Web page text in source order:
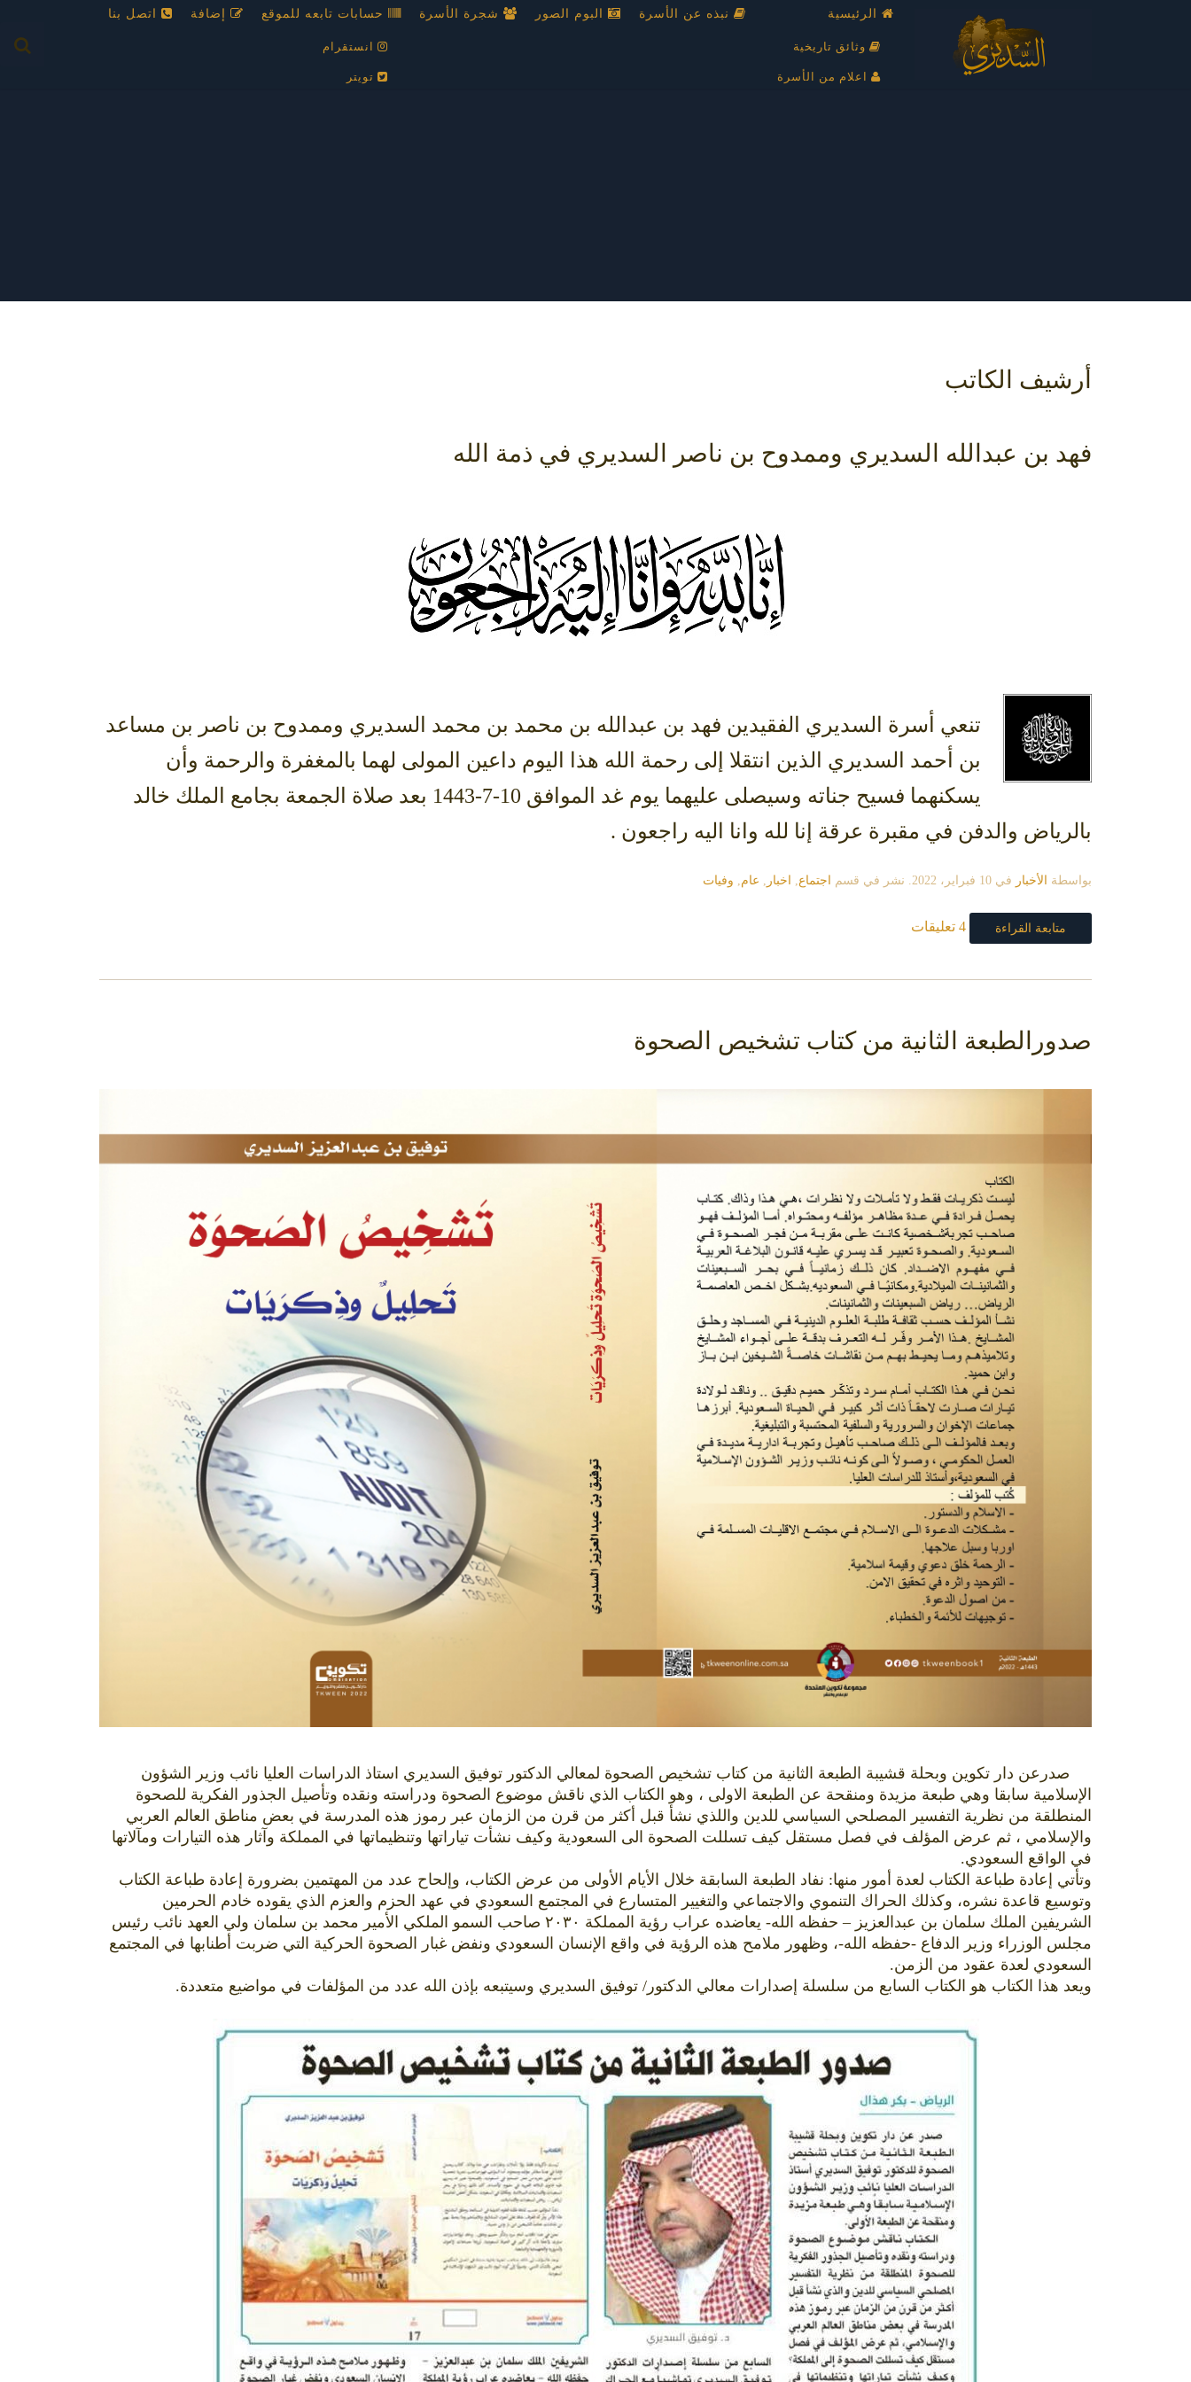
الرئيسية
وثائق تاريخية
اعلام من الأسرة
نبذه عن الأسرة البوم الصور شجرة الأسرة حسابات تابعه للموقع
انستقرام
تويتر
إضافة اتصل بنا
أرشيف الكاتب
فهد بن عبدالله السديري وممدوح بن ناصر السديري في ذمة الله
تنعي أسرة السديري الفقيدين فهد بن عبدالله بن محمد بن محمد السديري وممدوح بن ناصر بن مساعد
بن أحمد السديري الذين انتقلا إلى رحمة الله هذا اليوم داعين المولى لهما بالمغفرة والرحمة وأن
يسكنهما فسيح جناته وسيصلى عليهما يوم غد الموافق 10-7-1443 بعد صلاة الجمعة بجامع الملك خالد
بالرياض والدفن في مقبرة عرقة إنا لله وانا اليه راجعون .
بواسطة الأخبار في 10 فبراير، 2022 . نشر في قسم اجتماع, اخبار , عام, وفيات
متابعة القراءة 4 تعليقات
صدورالطبعة الثانية من كتاب تشخيص الصحوة
صدرعن دار تكوين وبحلة قشيبة الطبعة الثانية من كتاب تشخيص الصحوة لمعالي الدكتور توفيق السديري استاذ الدراسات العليا نائب وزير الشؤون
الإسلامية سابقا وهي طبعة مزيدة ومنقحة عن الطبعة الاولى ، وهو الكتاب الذي ناقش موضوع الصحوة ودراسته ونقده وتأصيل الجذور الفكرية للصحوة
المنطلقة من نظرية التفسير المصلحي السياسي للدين واللذي نشأ قبل أكثر من قرن من الزمان عبر رموز هذه المدرسة في بعض مناطق العالم العربي
والإسلامي ، ثم عرض المؤلف في فصل مستقل كيف تسللت الصحوة الى السعودية وكيف نشأت تياراتها وتنظيماتها في المملكة وآثار هذه التيارات ومآلاتها
في الواقع السعودي.
وتأتي إعادة طباعة الكتاب لعدة أمور منها: نفاد الطبعة السابقة خلال الأيام الأولى من عرض الكتاب، وإلحاح عدد من المهتمين بضرورة إعادة طباعة الكتاب
وتوسيع قاعدة نشره، وكذلك الحراك التنموي والاجتماعي والتغيير المتسارع في المجتمع السعودي في عهد الحزم والعزم الذي يقوده خادم الحرمين
الشريفين الملك سلمان بن عبدالعزيز – حفظه الله- يعاضده عراب رؤية المملكة ٢٠٣٠ صاحب السمو الملكي الأمير محمد بن سلمان ولي العهد نائب رئيس
مجلس الوزراء وزير الدفاع -حفظه الله-، وظهور ملامح هذه الرؤية في واقع الإنسان السعودي ونفض غبار الصحوة الحركية التي ضربت أطنابها في المجتمع
السعودي لعدة عقود من الزمن.
ويعد هذا الكتاب هو الكتاب السابع من سلسلة إصدارات معالي الدكتور/ توفيق السديري وسيتبعه بإذن الله عدد من المؤلفات في مواضيع متعددة.